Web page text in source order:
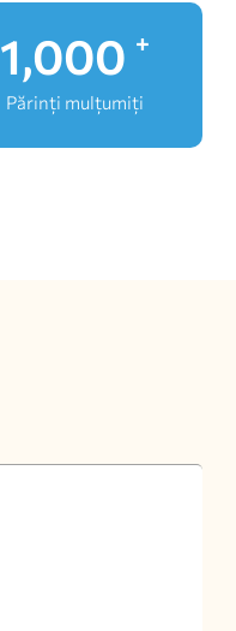
1,000 +
Părinți mulțumiți